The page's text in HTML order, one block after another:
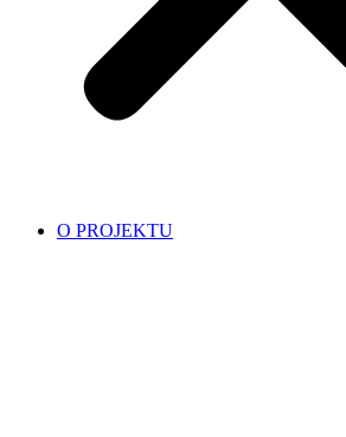
O PROJEKTU